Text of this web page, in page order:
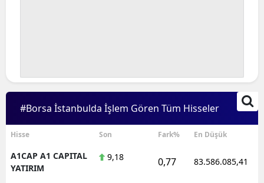
#Borsa İstanbulda İşlem Gören Tüm Hisseler
Hisse Son Fark% En Düşük
A1CAP A1 CAPITAL
YATIRIM
9,18 0,77 83.586.085,41